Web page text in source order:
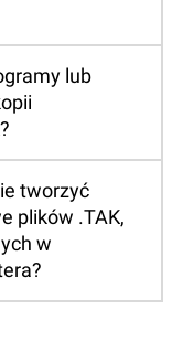
lub
tworzyć
plików .TAK,
w